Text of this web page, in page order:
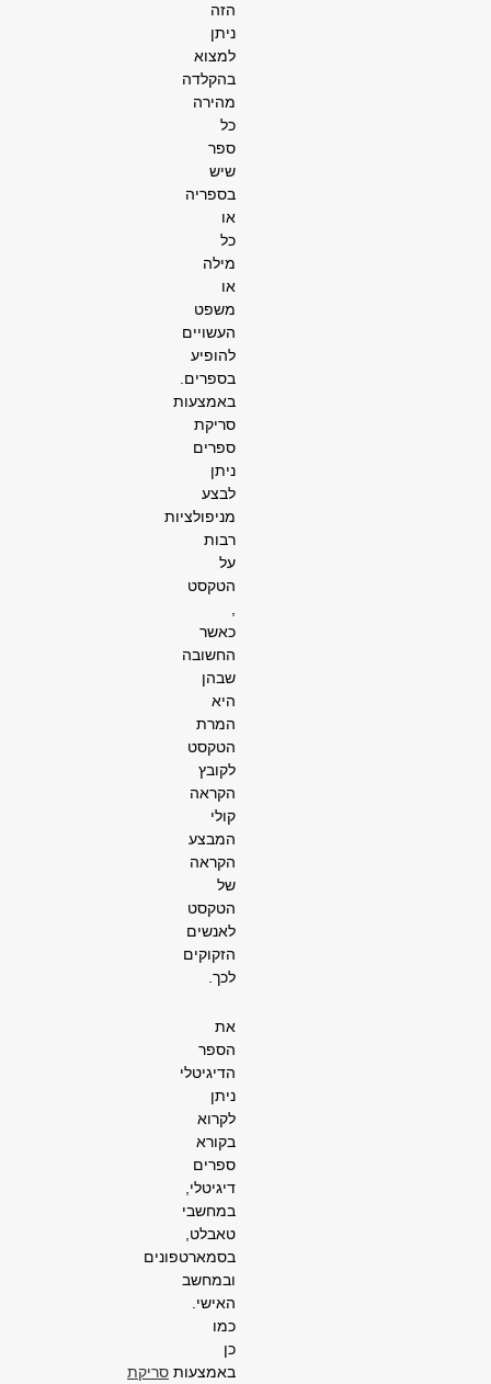
הזה
ניתן
למצוא
בהקלדה
מהירה
כל
ספר
שיש
בספריה
או
כל
מילה
או
משפט
העשויים
להופיע
בספרים.
באמצעות
סריקת
ספרים
ניתן
לבצע
מניפולציות
רבות
על
הטקסט
כאשר
החשובה
שבהן
היא
המרת
הטקסט
לקובץ
הקראה
קולי
המבצע
הקראה
של
הטקסט
לאנשים
הזקוקים
לכך.
את
הספר
הדיגיטלי
ניתן
לקרוא
בקורא
ספרים
דיגיטלי,
במחשבי
טאבלט,
בסמארטפונים
ובמחשב
האישי.
כמו
כן
באמצעות סריקת